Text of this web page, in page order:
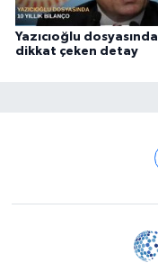
Yazıcıoğlu dosyasında
dikkat çeken detay